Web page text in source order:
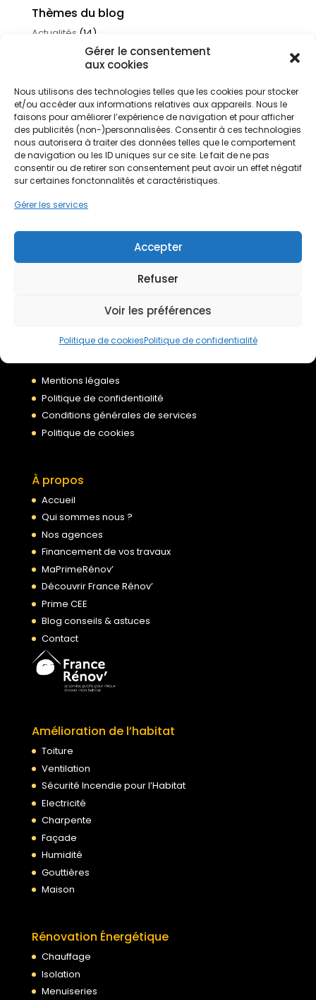
Gérer le consentement
aux cookies
Nous utilisons des technologies telles que les cookies pour stocker
et/ou accéder aux informations relatives aux appareils. Nous le
faisons pour améliorer l’expérience de navigation et pour afficher
des publicités (non-)personnalisées. Consentir à ces technologies
nous autorisera à traiter des données telles que le comportement
de navigation ou les ID uniques sur ce site. Le fait de ne pas
consentir ou de retirer son consentement peut avoir un effet négatif
sur certaines fonctonnalités et caractéristiques.
Gérer les services
Accepter
Refuser
Voir les préférences
Politique de cookiesPolitique de confidentialité
Thèmes du blog
Actualités (14)
Amélioration de l'habitat(161)
Infos et astuces(56)
Rénovation énergétique(138)
Traitement de l'eau(17)
Nous rejoindre
Mentions légales
Politique de confidentialité
Conditions générales de services
Politique de cookies
À propos
Accueil
Qui sommes nous ?
Nos agences
Financement de vos travaux
MaPrimeRénov’
Découvrir France Rénov’
Prime CEE
Blog conseils & astuces
Contact
Amélioration de l’habitat
Toiture
Ventilation
Sécurité Incendie pour l’Habitat
Electricité
Charpente
Façade
Humidité
Gouttières
Maison
Rénovation Énergétique
Chauffage
Isolation
Menuiseries